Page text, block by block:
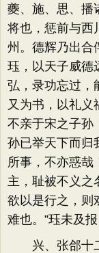
夔、施、思、播
将也，惩前与西
州。德辉乃出合
珏，以天子威德
弘，录功忘过，
又为书，以礼义
不亲于宋之子孙
孙已举天下而归
所事，不亦惑哉
主，耻被不义之
欲以是行之，则
难也。”珏未及
兴、张郃十二